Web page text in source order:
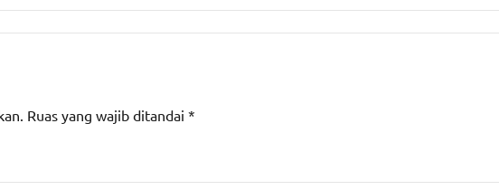
Ruas yang wajib ditandai *